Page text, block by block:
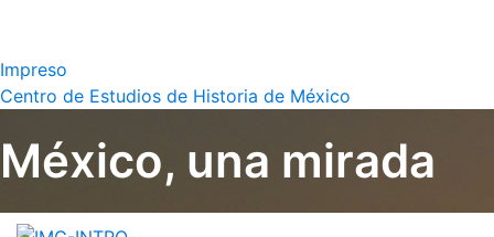
Impreso
Centro de Estudios de Historia de México
México, una mirada